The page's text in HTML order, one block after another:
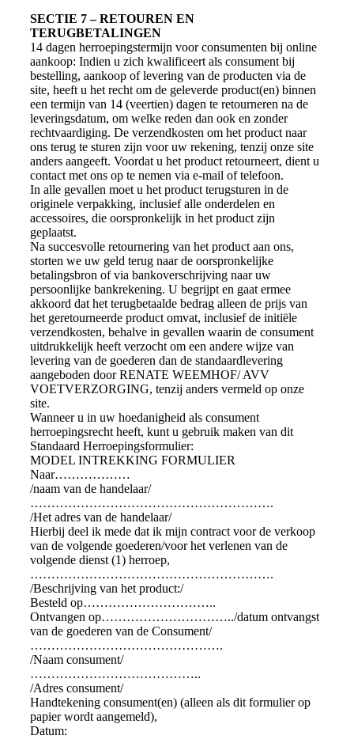
SECTIE 7 – RETOUREN EN
TERUGBETALINGEN
14 dagen herroepingstermijn voor consumenten bij online
aankoop: Indien u zich kwalificeert als consument bij
bestelling, aankoop of levering van de producten via de
site, heeft u het recht om de geleverde product(en) binnen
een termijn van 14 (veertien) dagen te retourneren na de
leveringsdatum, om welke reden dan ook en zonder
rechtvaardiging. De verzendkosten om het product naar
ons terug te sturen zijn voor uw rekening, tenzij onze site
anders aangeeft. Voordat u het product retourneert, dient u
contact met ons op te nemen via e-mail of telefoon.
In alle gevallen moet u het product terugsturen in de
originele verpakking, inclusief alle onderdelen en
accessoires, die oorspronkelijk in het product zijn
geplaatst.
Na succesvolle retournering van het product aan ons,
storten we uw geld terug naar de oorspronkelijke
betalingsbron of via bankoverschrijving naar uw
persoonlijke bankrekening. U begrijpt en gaat ermee
akkoord dat het terugbetaalde bedrag alleen de prijs van
het geretourneerde product omvat, inclusief de initiële
verzendkosten, behalve in gevallen waarin de consument
uitdrukkelijk heeft verzocht om een andere wijze van
levering van de goederen dan de standaardlevering
aangeboden door RENATE WEEMHOF/ AVV
VOETVERZORGING, tenzij anders vermeld op onze
site.
Wanneer u in uw hoedanigheid als consument
herroepingsrecht heeft, kunt u gebruik maken van dit
Standaard Herroepingsformulier:
MODEL INTREKKING FORMULIER
Naar………………
/naam van de handelaar/
………………………………………………….
/Het adres van de handelaar/
Hierbij deel ik mede dat ik mijn contract voor de verkoop
van de volgende goederen/voor het verlenen van de
volgende dienst (1) herroep,
………………………………………………….
/Beschrijving van het product:/
Besteld op…………………………..
Ontvangen op…………………………../datum ontvangst
van de goederen van de Consument/
……………………………………….
/Naam consument/
…………………………………..
/Adres consument/
Handtekening consument(en) (alleen als dit formulier op
papier wordt aangemeld),
Datum: